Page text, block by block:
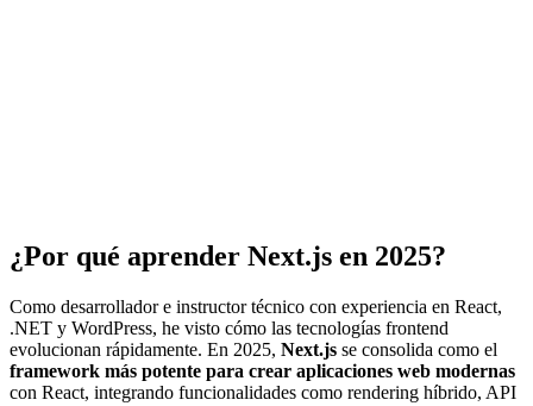
¿Por qué aprender Next.js en 2025?
Como desarrollador e instructor técnico con experiencia en React,
.NET y WordPress, he visto cómo las tecnologías frontend
evolucionan rápidamente. En 2025, Next.js se consolida como el
framework más potente para crear aplicaciones web modernas
con React, integrando funcionalidades como rendering híbrido, API